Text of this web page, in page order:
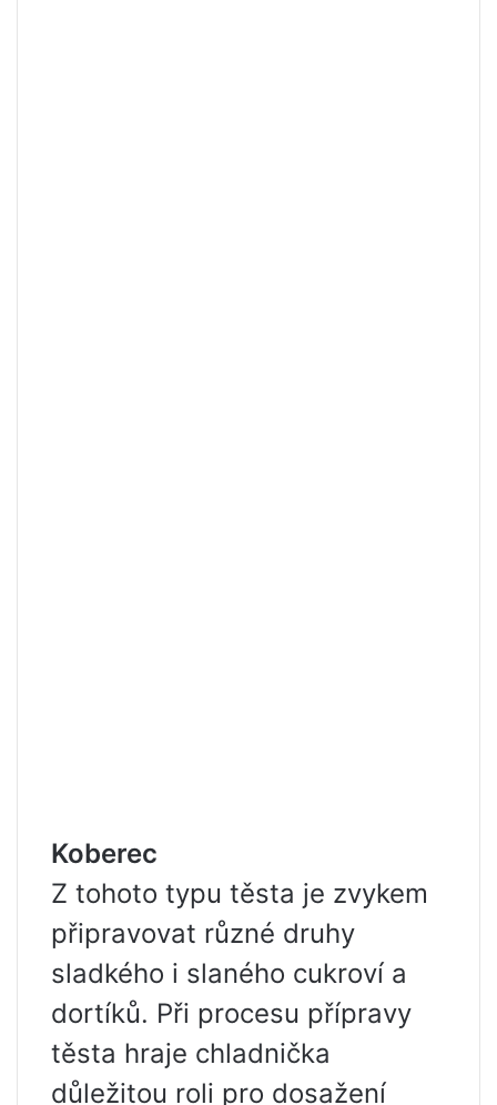
Koberec
Z tohoto typu těsta je zvykem
připravovat různé druhy
sladkého i slaného cukroví a
dortíků. Při procesu přípravy
těsta hraje chladnička
důležitou roli pro dosažení